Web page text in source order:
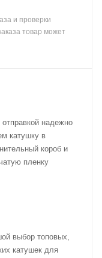
и проверки
товар может
отправкой надежно
катушку в
короб и
пленку
выбор топовых,
катушек для